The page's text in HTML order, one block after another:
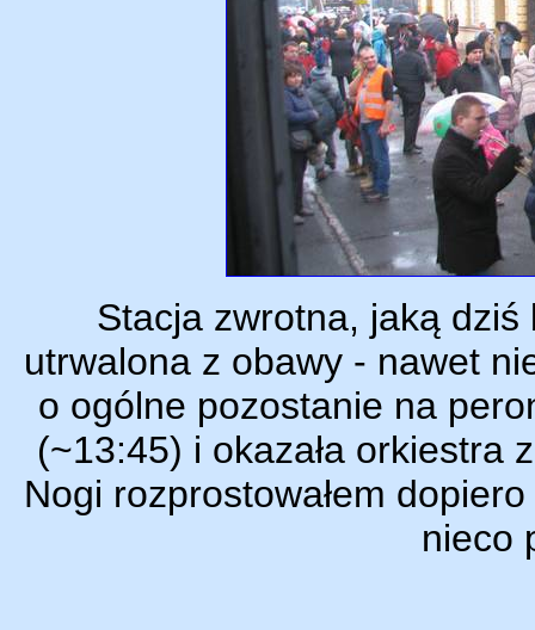
Stacja zwrotna, jaką dziś
utrwalona z obawy - nawet
o ogólne pozostanie na
(~13:45) i okazała orkiestra
Nogi rozprostowałem
nieco